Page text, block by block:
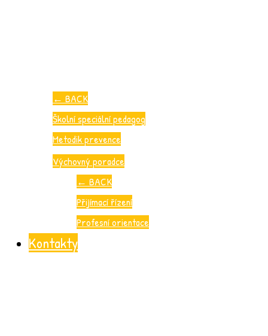
← BACK
Školní speciální pedagog
Metodik prevence
Výchovný poradce
← BACK
Přijímací řízení
Profesní orientace
Kontakty